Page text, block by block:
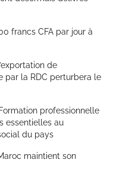
francs CFA par jour à
de
par la RDC perturbera le
professionnelle
essentielles au
du pays
maintient son